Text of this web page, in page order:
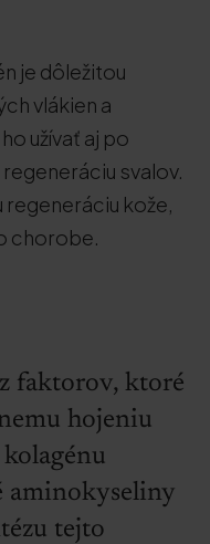
je dôležitou
vlákien a
užívať aj po
svalov.
regeneráciu kože,
chorobe.
faktorov, ktoré
hojeniu
aminokyseliny
tejto